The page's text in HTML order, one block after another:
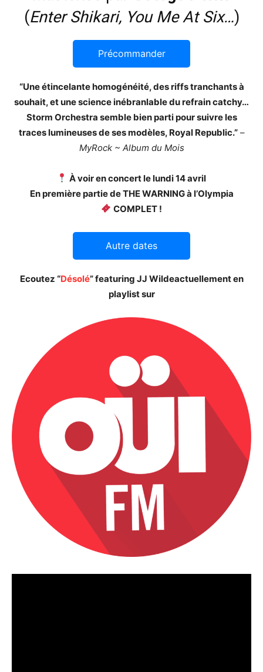
(Enter Shikari, You Me At Six…)
Précommander
“Une étincelante homogénéité, des riffs tranchants à
souhait, et une science inébranlable du refrain catchy…
Storm Orchestra semble bien parti pour suivre les
traces lumineuses de ses modèles, Royal Republic.”–
MyRock ~ Album du Mois
À voir en concert le lundi 14 avril
En première partie de THE WARNING à l’Olympia
COMPLET !
Autre dates
Ecoutez “Désolé” featuring JJ Wildeactuellement en
playlist sur